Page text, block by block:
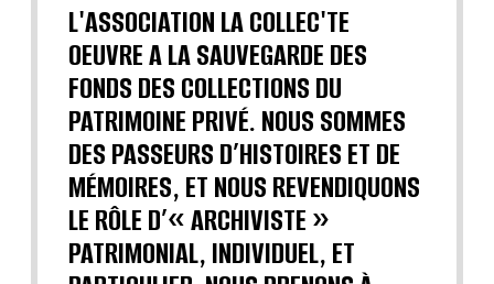
L'ASSOCIATION LA COLLEC'TE
OEUVRE A LA SAUVEGARDE DES
FONDS DES COLLECTIONS DU
PATRIMOINE PRIVÉ. NOUS SOMMES
DES PASSEURS D’HISTOIRES ET DE
MÉMOIRES, ET NOUS REVENDIQUONS
LE RÔLE D’« ARCHIVISTE »
PATRIMONIAL, INDIVIDUEL, ET